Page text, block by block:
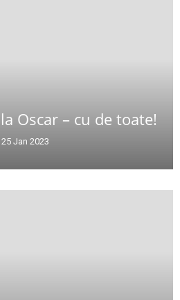
Oscar – cu de toate!
25 Jan 2023